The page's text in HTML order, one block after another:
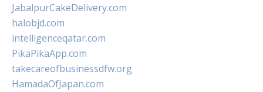
JabalpurCakeDelivery.com
halobjd.com
intelligenceqatar.com
PikaPikaApp.com
takecareofbusinessdfw.org
HamadaOfJapan.com